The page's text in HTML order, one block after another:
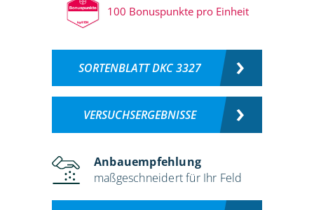
100 Bonuspunkte pro Einheit
SORTENBLATT DKC 3327
VERSUCHSERGEBNISSE
Anbauempfehlung
maßgeschneidert für Ihr Feld